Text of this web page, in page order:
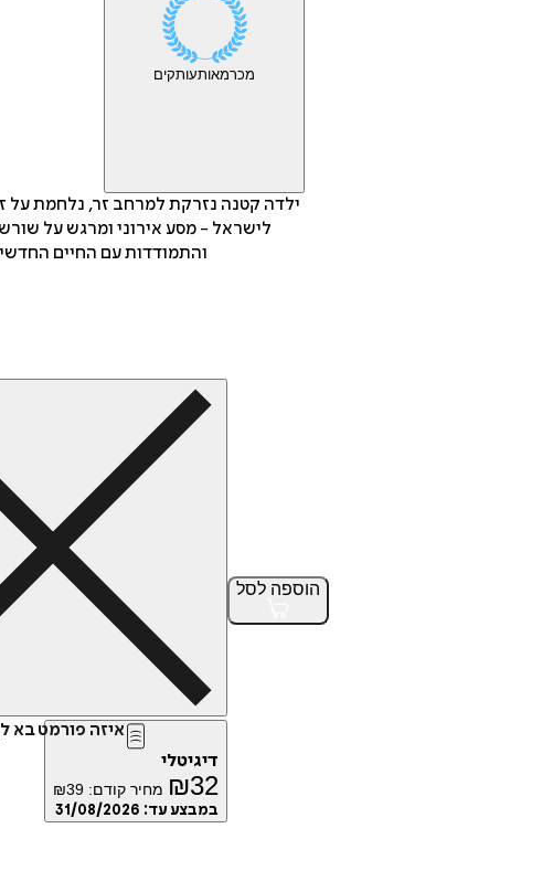
מכרמאותעותקים
ילדה קטנה נזרקת למרחב זר, נלחמת על
לישראל - מסע אירוני ומרגש על
והתמודדות עם החיים
הוספה לסל
איזה פורמט בא
דיגיטלי
₪32 מחיר קודם: ₪39
במבצע עד: 31/08/2026